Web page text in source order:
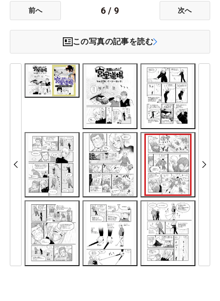
前へ 6 / 9 次へ
この写真の記事を読む